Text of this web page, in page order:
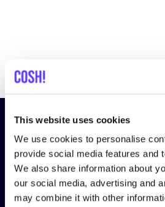
This website uses cookies
We use cookies to personalise
provide social media features and
We also share information about
our social media, advertising and
may combine it with other
¡Suscríbete a
y mantente
Nombre*